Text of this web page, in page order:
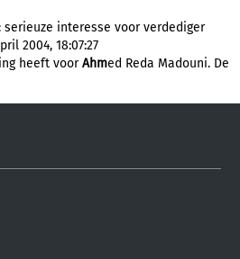
serieuze interesse voor verdediger
2004, 18:07:27
heeft voorAhmed Reda Madouni. De